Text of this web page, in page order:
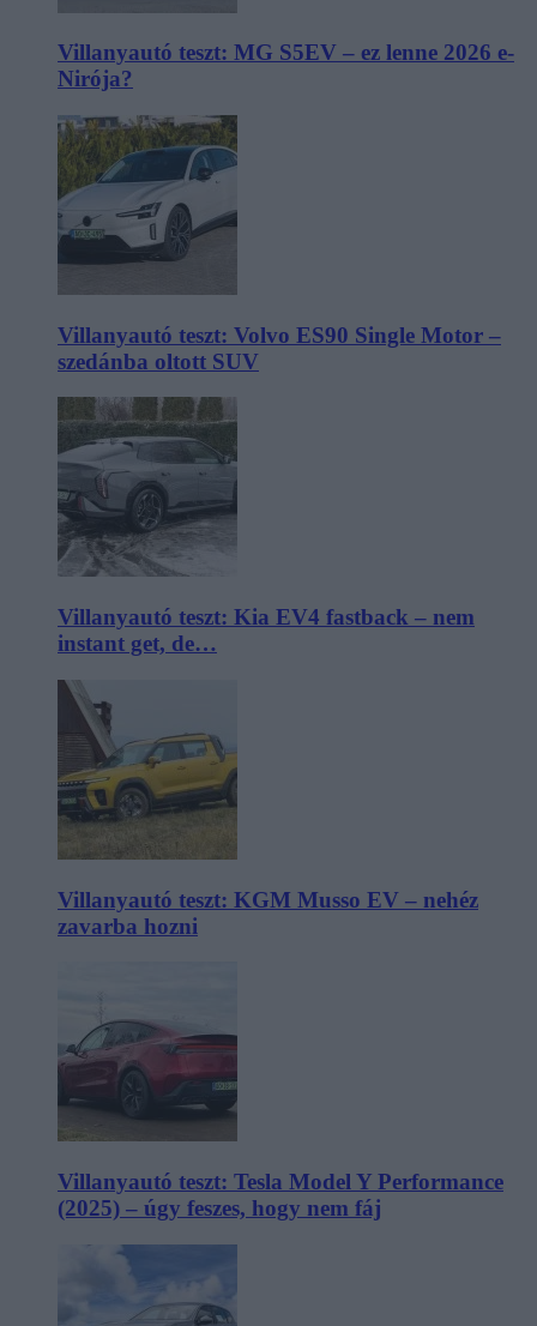
Villanyautó teszt: MG S5EV – ez lenne 2026 e-
Nirója?
Villanyautó teszt: Volvo ES90 Single Motor –
szedánba oltott SUV
Villanyautó teszt: Kia EV4 fastback – nem
instant get, de…
Villanyautó teszt: KGM Musso EV – nehéz
zavarba hozni
Villanyautó teszt: Tesla Model Y Performance
(2025) – úgy feszes, hogy nem fáj